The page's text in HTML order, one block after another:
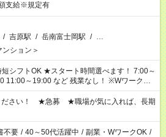
支給※規定有
/ 吉原駅 / 岳南富士岡駅 / …
ンション＞
ト時間選べます！ 7:00～
～19:00 など 残業なし！ ※Wワークの
合わせ週40時間超の就業はご案内できませ
週20時間以上勤務は社会保険への加入対象
派遣法（日雇い派遣の原則禁止）により、
業はご案内が難しい場合があります
ださい！ ★急募 ★職場が気に入れば、長期
不要 / 40～50代活躍中 / 副業・WワークOK /